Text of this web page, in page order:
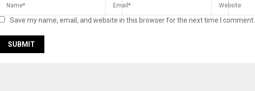
Save my name, email, and website in this browser for the next time I comment.